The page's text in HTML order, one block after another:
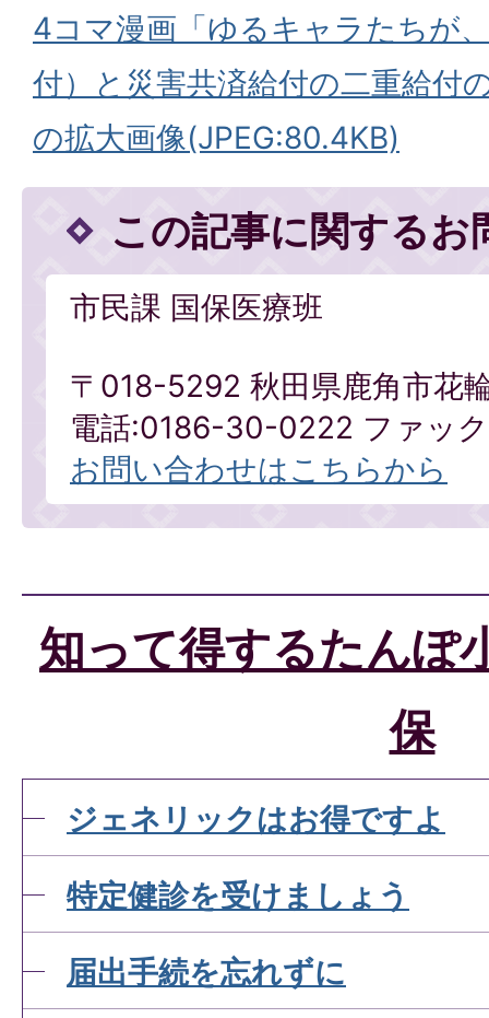
4コマ漫画「ゆるキャラたちが
付）と災害共済給付の二重給付
の拡大画像(JPEG:80.4KB)
この記事に関するお
市民課 国保医療班
〒018-5292 秋田県鹿角市花
電話:0186-30-0222 ファッ
お問い合わせはこちらから
知って得するたんぽ
保
ジェネリックはお得ですよ
特定健診を受けましょう
届出手続を忘れずに